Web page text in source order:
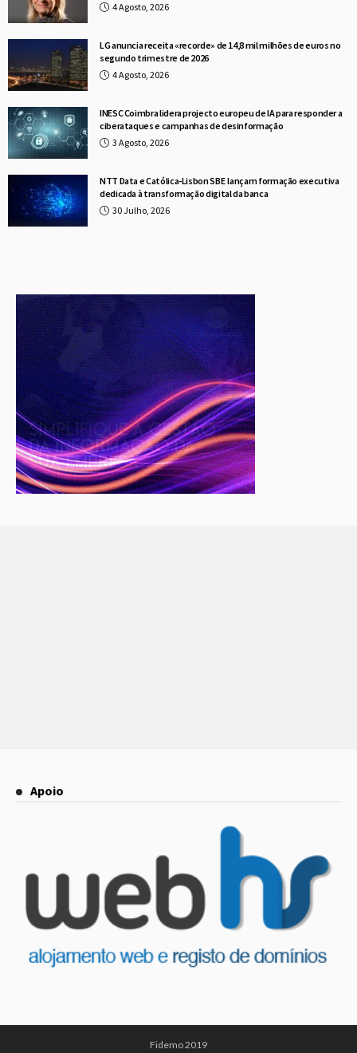
4 Agosto, 2026
LG anuncia receita «recorde» de 14,8 mil milhões de euros no
segundo trimestre de 2026
4 Agosto, 2026
INESC Coimbra lidera projecto europeu de IA para responder a
ciberataques e campanhas de desinformação
3 Agosto, 2026
NTT Data e Católica-Lisbon SBE lançam formação executiva
dedicada à transformação digital da banca
30 Julho, 2026
Apoio
Fidemo 2019